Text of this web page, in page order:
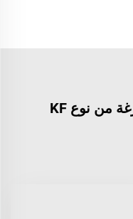
Why choose Qiming شفة فارغة من نوع KF